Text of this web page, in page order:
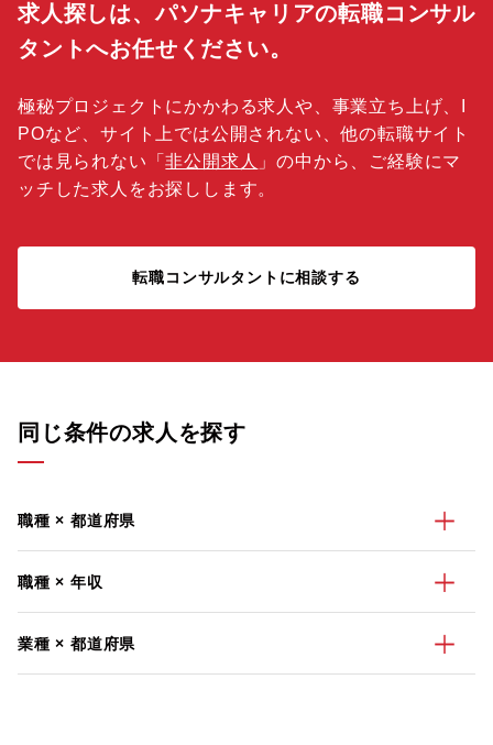
求人探しは、パソナキャリアの転職コンサル
タントへお任せください。
極秘プロジェクトにかかわる求人や、事業立ち上げ、I
POなど、サイト上では公開されない、他の転職サイト
では見られない「非公開求人 」の中から、ご経験にマ
ッチした求人をお探しします。
転職コンサルタントに相談する
同じ条件の求人を探す
職種 × 都道府県
職種 × 年収
業種 × 都道府県